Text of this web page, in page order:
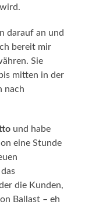
darauf an und
bereit mir
Sie
mitten in der
nach
und habe
eine Stunde
die Kunden,
Ballast – eh